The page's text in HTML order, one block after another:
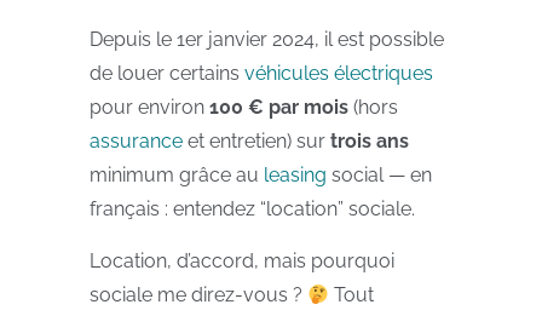
Depuis le 1er janvier 2024, il est possible
de louer certains véhicules électriques
pour environ 100 € par mois (hors
assurance et entretien) sur trois ans
minimum grâce au leasing social — en
français : entendez “location” sociale.
Location, d’accord, mais pourquoi
sociale me direz-vous ?
Tout